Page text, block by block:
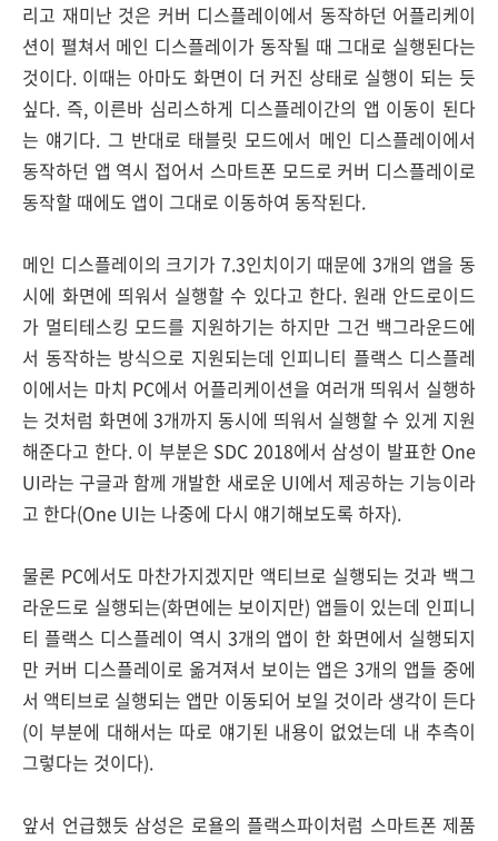
리고 재미난 것은 커버 디스플레이에서 동작하던 어플리케이
션이 펼쳐서 메인 디스플레이가 동작될 때 그대로 실행된다는
것이다. 이때는 아마도 화면이 더 커진 상태로 실행이 되는 듯
싶다. 즉, 이른바 심리스하게 디스플레이간의 앱 이동이 된다
는 얘기다. 그 반대로 태블릿 모드에서 메인 디스플레이에서
동작하던 앱 역시 접어서 스마트폰 모드로 커버 디스플레이로
동작할 때에도 앱이 그대로 이동하여 동작된다.
메인 디스플레이의 크기가 7.3인치이기 때문에 3개의 앱을 동
시에 화면에 띄워서 실행할 수 있다고 한다. 원래 안드로이드
가 멀티테스킹 모드를 지원하기는 하지만 그건 백그라운드에
서 동작하는 방식으로 지원되는데 인피니티 플랙스 디스플레
이에서는 마치 PC에서 어플리케이션을 여러개 띄워서 실행하
는 것처럼 화면에 3개까지 동시에 띄워서 실행할 수 있게 지원
해준다고 한다. 이 부분은 SDC 2018에서 삼성이 발표한 One
UI라는 구글과 함께 개발한 새로운 UI에서 제공하는 기능이라
고 한다(One UI는 나중에 다시 얘기해보도록 하자).
물론 PC에서도 마찬가지겠지만 액티브로 실행되는 것과 백그
라운드로 실행되는(화면에는 보이지만) 앱들이 있는데 인피니
티 플랙스 디스플레이 역시 3개의 앱이 한 화면에서 실행되지
만 커버 디스플레이로 옮겨져서 보이는 앱은 3개의 앱들 중에
서 액티브로 실행되는 앱만 이동되어 보일 것이라 생각이 든다
(이 부분에 대해서는 따로 얘기된 내용이 없었는데 내 추측이
그렇다는 것이다).
앞서 언급했듯 삼성은 로욜의 플랙스파이처럼 스마트폰 제품